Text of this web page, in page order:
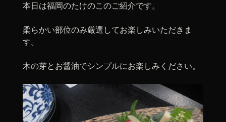
本日は福岡のたけのこのご紹介です。
柔らかい部位のみ厳選してお楽しみいただきま
す。
木の芽とお醤油でシンプルにお楽しみください。